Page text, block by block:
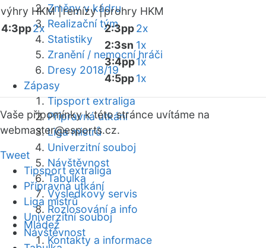
Změny v kádru
Realizační tým
Statistiky
Zranění / nemocní hráči
Dresy 2018/19
Zápasy
Tipsport extraliga
Přípravná utkání
Liga mistrů
Univerzitní souboj
Návštěvnost
Tabulka
Výsledkový servis
Rozlosování a info
Mládež
Kontakty a informace
výhry HKM |remízy |prohry HKM
4:3pp2x 2:3pp2x
2:3sn 1x
3:4pp1x
4:5pp1x
Vaše připomínky k této stránce uvítáme na
webmaster@esports.cz.
Tweet
Tipsport extraliga
Přípravná utkání
Liga mistrů
Univerzitní souboj
Návštěvnost